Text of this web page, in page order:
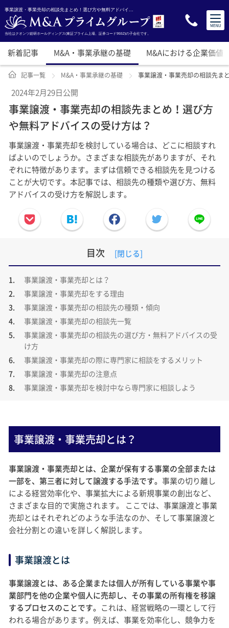
事業譲渡・事業売却の相談先まとめ！選び方や無料アドバイ...
当社はクオンツ総研ホールディングス(東証プライム上場、証券コード9552)の子会社です。
新着記事 M&A・事業承継の基礎 M&Aにおける企業価値
記事一覧 M&A・事業承継の基礎 事業譲渡・事業売却の相談先ま
2024年2月29日公開
事業譲渡・事業売却の相談先まとめ！選び方
や無料アドバイスの受け方は？
事業譲渡・事業売却を検討している場合は、どこに相談すれ
ばよいのでしょうか。さまざまな相談先がありますが、それ
ぞれに特徴があります。まずは信頼できる相談先を見つける
ことが大切です。本記事では、相談先の種類や選び方、無料
アドバイスの受け方を解説します。
目次
事業譲渡・事業売却とは？
事業譲渡・事業売却をする理由
事業譲渡・事業売却の相談先の種類・傾向
事業譲渡・事業売却の相談先一覧
事業譲渡・事業売却の相談先の選び方・無料アドバイスの受
け方
事業譲渡・事業売却の際に専門家に相談をするメリット
事業譲渡・事業売却の注意点
事業譲渡・事業売却を検討中なら専門家に相談しよう
事業譲渡・事業売却とは？
事業譲渡・事業売却とは、企業が保有する事業の全部または
一部を、第三者に対して譲渡する手法です。事業の切り離し
による経営効率化や、事業拡大による新規事業の創出など、
さまざまな目的で実施されます。 ここでは、事業譲渡と事業
売却とはそれぞれどのような手法なのか、そして事業譲渡と
会社分割との違いを詳しく解説します。
事業譲渡とは
事業譲渡とは、ある企業または個人が所有している事業や事
業部門を他の企業や個人に売却し、その事業の所有権を移譲
するプロセスのことです。 これは、経営戦略の一環として行
われる場合があります。例えば、事業を効率化し、競争力を